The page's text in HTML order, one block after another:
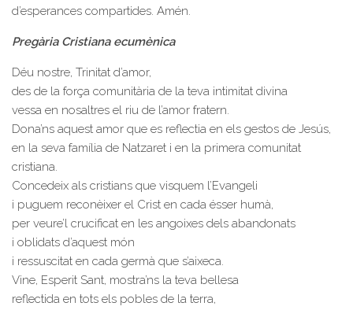
d’esperances compartides. Amén.
PregàriaCristiana ecumènica
Déu nostre, Trinitat d’amor,
des de la força comunitària de la teva intimitat divina
vessa en nosaltres el riu de l’amor fratern.
Dona’ns aquest amor que es reflectia en els gestos de Jesús,
en la seva família de Natzaret i en la primera comunitat
cristiana.
Concedeix als cristians que visquem l’Evangeli
i puguem reconèixer el Crist en cada ésser humà,
per veure’l crucificat en les angoixes dels abandonats
i oblidats d’aquest món
i ressuscitat en cada germà que s’aixeca.
Vine, Esperit Sant, mostra’ns la teva bellesa
reflectida en tots els pobles de la terra,